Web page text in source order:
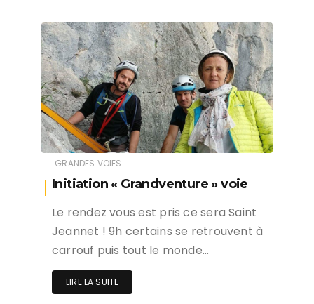
GRANDES VOIES
Initiation « Grandventure » voie
Le rendez vous est pris ce sera Saint
Jeannet ! 9h certains se retrouvent à
carrouf puis tout le monde…
LIRE LA SUITE